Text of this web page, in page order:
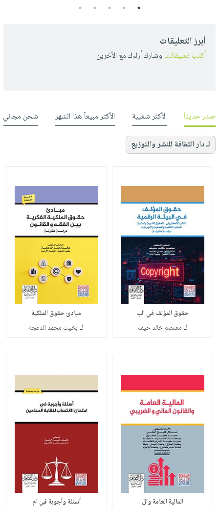
1
2
3
4
5
أبرز التعليقات
أكتب تعليقاتك وشارك أراءك مع الأخرين
صدر حديثاً الأكثر شعبية الأكثر مبيعاً هذا الشهر شحن مجاني
لـ دار الثقافة للنشر والتوزيع
حقوق المؤلف في الب
لـ معتصم خالد حيف
مبادئ حقوق الملكية
لـ بخيت محمد الدعجة
المالية العامة وال أسئلة وأجوبة في ام